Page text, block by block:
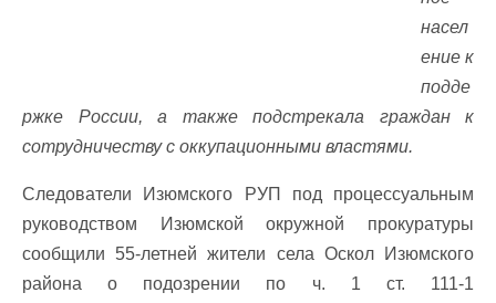
насел
ение к
подде
ржке России, а также подстрекала граждан к
сотрудничеству с оккупационными властями.
Следователи Изюмского РУП под процессуальным
руководством Изюмской окружной прокуратуры
сообщили 55-летней жители села Оскол Изюмского
района о подозрении по ч. 1 ст. 111-1